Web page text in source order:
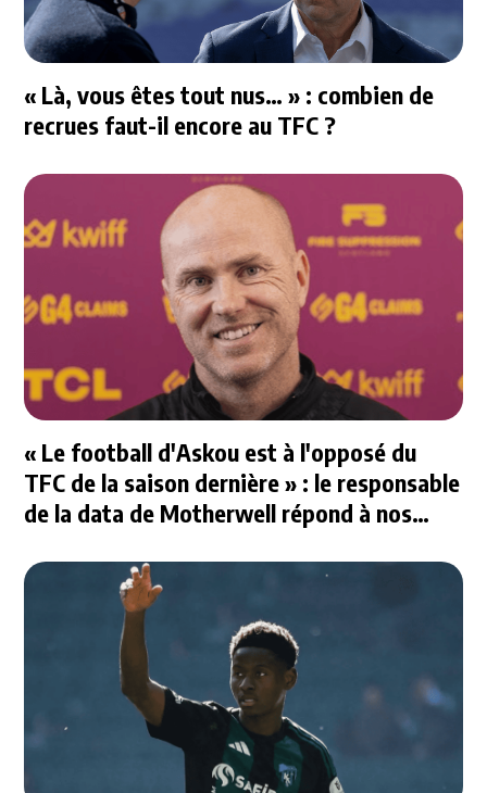
« Là, vous êtes tout nus… » : combien de
recrues faut-il encore au TFC ?
« Le football d'Askou est à l'opposé du
TFC de la saison dernière » : le responsable
de la data de Motherwell répond à nos